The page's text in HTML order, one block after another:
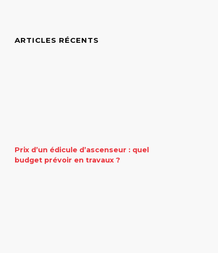
ARTICLES RÉCENTS
Prix d’un édicule d’ascenseur : quel
budget prévoir en travaux ?